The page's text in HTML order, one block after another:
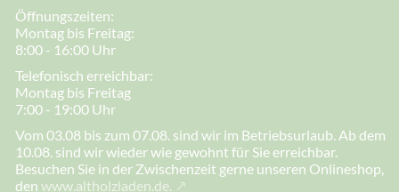
Öffnungszeiten:
Montag bis Freitag:
8:00 - 16:00 Uhr
Telefonisch erreichbar:
Montag bis Freitag
7:00 - 19:00 Uhr
Vom 03.08 bis zum 07.08. sind wir im Betriebsurlaub. Ab dem
10.08. sind wir wieder wie gewohnt für Sie erreichbar.
Besuchen Sie in der Zwischenzeit gerne unseren Onlineshop,
den www.altholzladen.de.